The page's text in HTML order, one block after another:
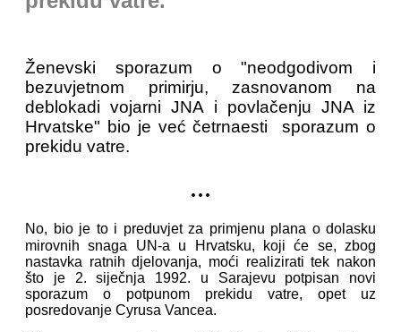
Ženevski sporazum o "neodgodivom i
bezuvjetnom primirju, zasnovanom na
deblokadi vojarni JNA i povlačenju JNA iz
Hrvatske" bio je već četrnaesti sporazum o
prekidu vatre.
...
No, bio je to i preduvjet za primjenu plana o dolasku
mirovnih snaga UN-a u Hrvatsku, koji će se, zbog
nastavka ratnih djelovanja, moći realizirati tek nakon
što je 2. siječnja 1992. u Sarajevu potpisan novi
sporazum o potpunom prekidu vatre, opet uz
posredovanje Cyrusa Vancea.